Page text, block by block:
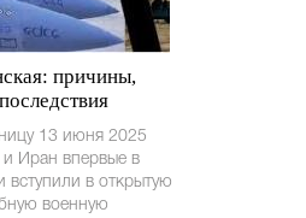
причины,
13 июня 2025
и Иран впервые в
вступили в открытую
военную